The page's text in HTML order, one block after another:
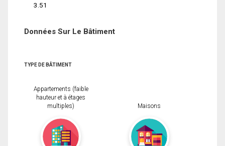
3.51
Données Sur Le Bâtiment
TYPE DE BÂTIMENT
Appartements (faible
hauteur et à étages
multiples)
Maisons